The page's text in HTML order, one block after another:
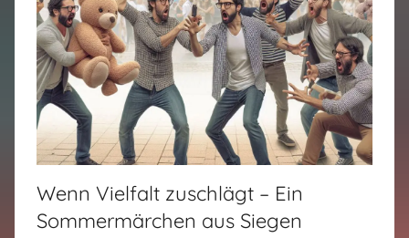
Wenn Vielfalt zuschlägt – Ein
Sommermärchen aus Siegen